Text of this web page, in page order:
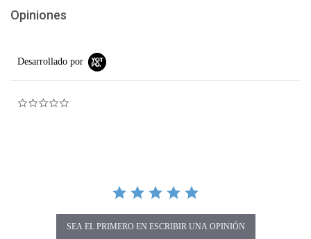
Opiniones
Desarrollado por
SEA EL PRIMERO EN ESCRIBIR UNA OPINIÓN